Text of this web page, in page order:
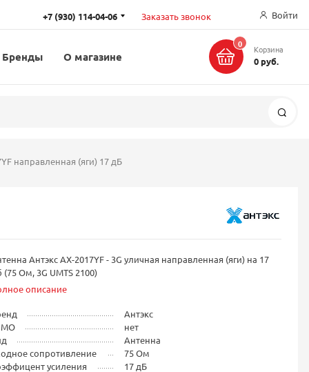
+7 (930) 114-04-06 Заказать звонок Войти
Бренды О магазине
0 Корзина
0 руб.
направленная (яги) 17 дБ
Антэкс AX-2017YF - 3G уличная направленная (яги) на 17
(75 Ом, 3G UMTS 2100)
описание
Антэкс
нет
Антенна
сопротивление
75 Ом
усиления
17 дБ